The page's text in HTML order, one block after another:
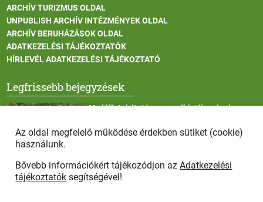
ARCHÍV TURIZMUS OLDAL
UNPUBLISH ARCHÍV INTÉZMÉNYEK OLDAL
ARCHÍV BERUHÁZÁSOK OLDAL
ADATKEZELÉSI TÁJÉKOZTATÓK
HÍRLEVÉL ADATKEZELÉSI TÁJÉKOZTATÓ
Legfrissebb bejegyzések
Vadállatok itatása a rendkívüli melegben
Afrikai sertéspestis - kérések a lakosság felé
Az oldal megfelelő működése érdekben sütiket (cookie)
használunk.
Bővebb információkért tájékozódjon azAdatkezelési
tájékoztatók segítségével!